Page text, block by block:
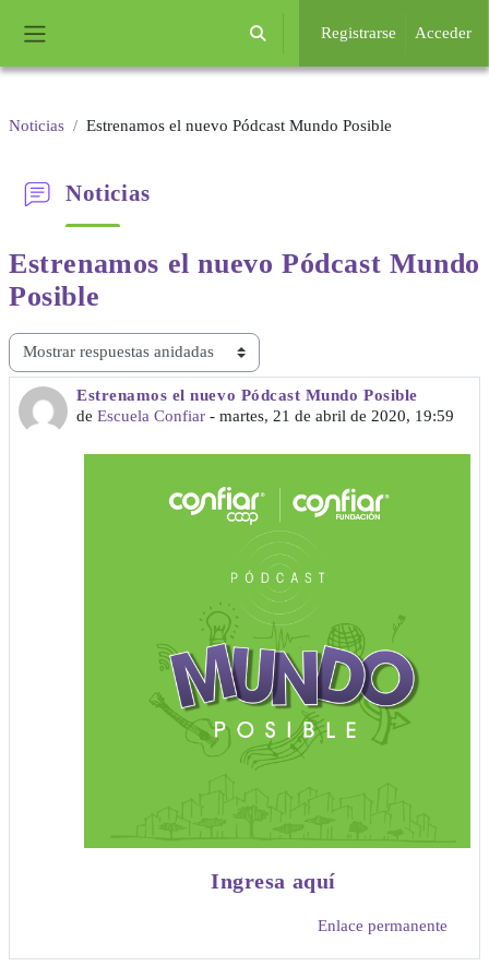
Selector de búsqueda de entrada
Registrarse Acceder
Noticias Estrenamos el nuevo Pódcast Mundo Posible
Noticias
Estrenamos el nuevo Pódcast Mundo
Posible
Mostrar modo
Estrenamos el nuevo Pódcast Mundo Posible
de Escuela Confiar - martes, 21 de abril de 2020, 19:59
Número de respuestas: 0
Ingresa aquí
Enlace permanente